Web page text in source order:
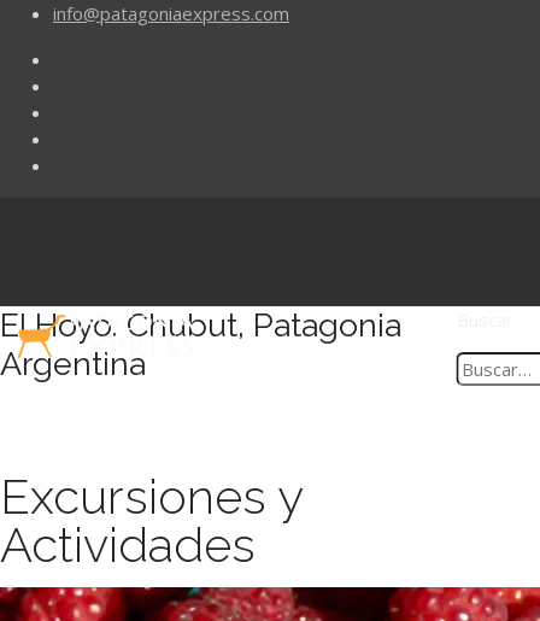
info@patagoniaexpress.com
El Hoyo, Chubut, Patagonia
Argentina
Excursiones y
Actividades